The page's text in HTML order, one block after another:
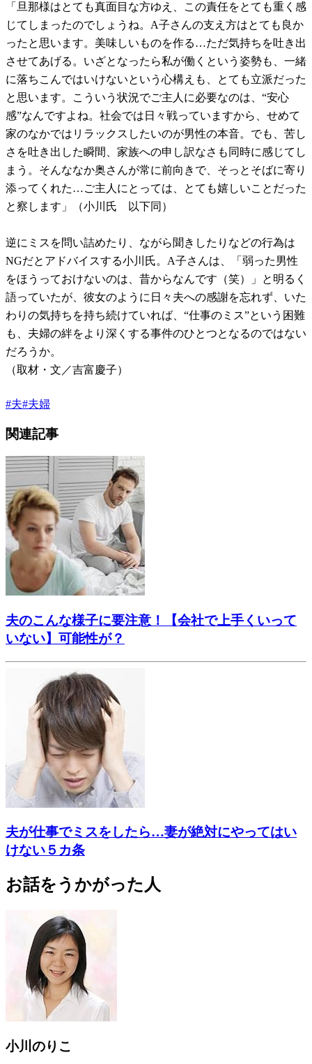
「旦那様はとても真面目な方ゆえ、この責任をとても重く感
じてしまったのでしょうね。A子さんの支え方はとても良か
ったと思います。美味しいものを作る…ただ気持ちを吐き出
させてあげる。いざとなったら私が働くという姿勢も、一緒
に落ちこんではいけないという心構えも、とても立派だった
と思います。こういう状況でご主人に必要なのは、“安心
感”なんですよね。社会では日々戦っていますから、せめて
家のなかではリラックスしたいのが男性の本音。でも、苦し
さを吐き出した瞬間、家族への申し訳なさも同時に感じてし
まう。そんななか奥さんが常に前向きで、そっとそばに寄り
添ってくれた…ご主人にとっては、とても嬉しいことだった
と察します」（小川氏 以下同）
逆にミスを問い詰めたり、ながら聞きしたりなどの行為は
NGだとアドバイスする小川氏。A子さんは、「弱った男性
をほうっておけないのは、昔からなんです（笑）」と明るく
語っていたが、彼女のように日々夫への感謝を忘れず、いた
わりの気持ちを持ち続けていれば、“仕事のミス”という困難
も、夫婦の絆をより深くする事件のひとつとなるのではない
だろうか。
（取材・文／吉富慶子）
#夫#夫婦
関連記事
夫のこんな様子に要注意！【会社で上手くいって
いない】可能性が？
夫が仕事でミスをしたら…妻が絶対にやってはい
けない５カ条
お話をうかがった人
小川のりこ